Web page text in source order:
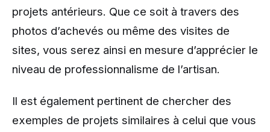
projets antérieurs. Que ce soit à travers des
photos d’achevés ou même des visites de
sites, vous serez ainsi en mesure d’apprécier le
niveau de professionnalisme de l’artisan.
Il est également pertinent de chercher des
exemples de projets similaires à celui que vous